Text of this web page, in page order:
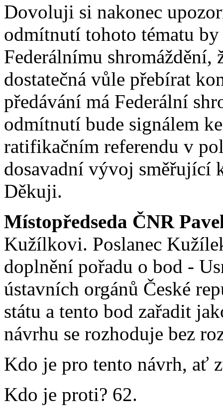
Dovoluji si nakonec
odmítnutí tohoto tématu
Federálnímu shromáždění,
dostatečná vůle přebírat
předávání má Federální
odmítnutí bude signálem
ratifikačním referendu v
dosavadní vývoj směřující
Děkuji.
Místopředseda ČNR
Kužílkovi. Poslanec
doplnění pořadu o bod -
ústavních orgánů České
státu a tento bod zařadit
návrhu se rozhoduje bez
Kdo je pro tento návrh, ať
Kdo je proti? 62.